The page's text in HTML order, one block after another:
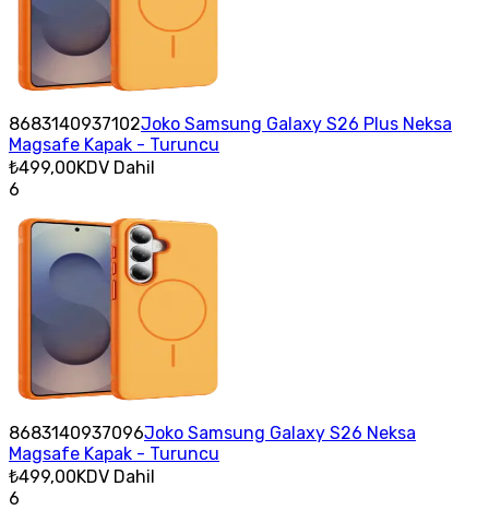
8683140937102Joko Samsung Galaxy S26 Plus Neksa
Magsafe Kapak - Turuncu
₺499,00KDV Dahil
6
8683140937096Joko Samsung Galaxy S26 Neksa
Magsafe Kapak - Turuncu
₺499,00KDV Dahil
6